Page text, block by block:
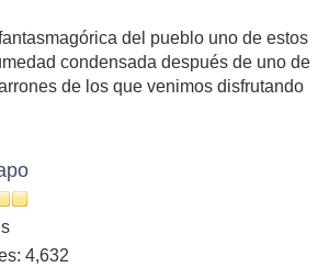
del pueblo uno de estos
condensada después de uno de
de los que venimos disfrutando
4,632